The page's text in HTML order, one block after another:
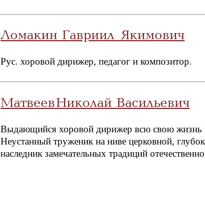
Ломакин Гавриил Якимович
Рус. хоровой дирижер, педагог и композитор.
Матвеев Николай Васильевич
Выдающийся хоровой дирижер всю свою жизнь
Неустанный труженик на ниве церковной,
наследник замечательных традиций